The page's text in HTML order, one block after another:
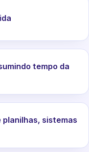
tempo da
sistemas